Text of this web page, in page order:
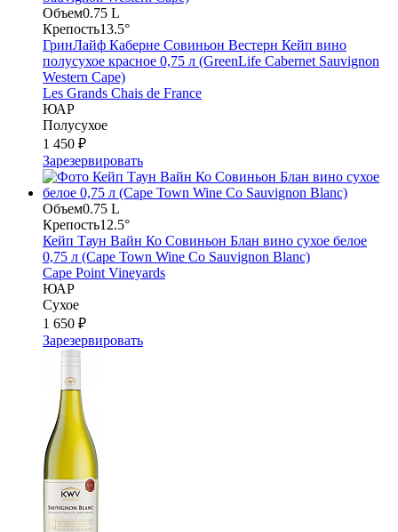
Объем0.75 L
Крепость13.5°
ГринЛайф Каберне Совиньон Вестерн Кейп вино
полусухое красное 0,75 л (GreenLife Cabernet Sauvignon
Western Cape)
Les Grands Chais de France
ЮАР
Полусухое
1 450 ₽
Зарезервировать
Объем0.75 L
Крепость12.5°
Кейп Таун Вайн Ко Совиньон Блан вино сухое белое
0,75 л (Cape Town Wine Co Sauvignon Blanc)
Cape Point Vineyards
ЮАР
Сухое
1 650 ₽
Зарезервировать